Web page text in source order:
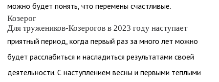
можно будет понять, что перемены счастливые.
Козерог
Для тружеников-Козерогов в 2023 году наступает
приятный период, когда первый раз за много лет можно
будет расслабиться и насладиться результатами своей
деятельности. С наступлением весны и первыми теплыми